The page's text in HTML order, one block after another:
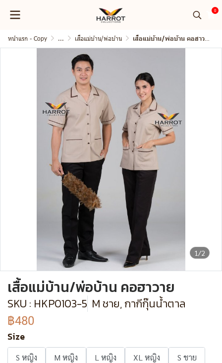
0
หน้าแรก - Copy ... เสื้อแม่บ้าน/พ่อบ้าน เสื้อแม่บ้าน/พ่อบ้าน คอฮาวาย
1/2
เสื้อแม่บ้าน/พ่อบ้าน คอฮาวาย
SKU : HKP0103-5 M ชาย, กากีกุ๊นน้ำตาล
฿480
Size
S หญิง M หญิง L หญิง XL หญิง
S ชาย